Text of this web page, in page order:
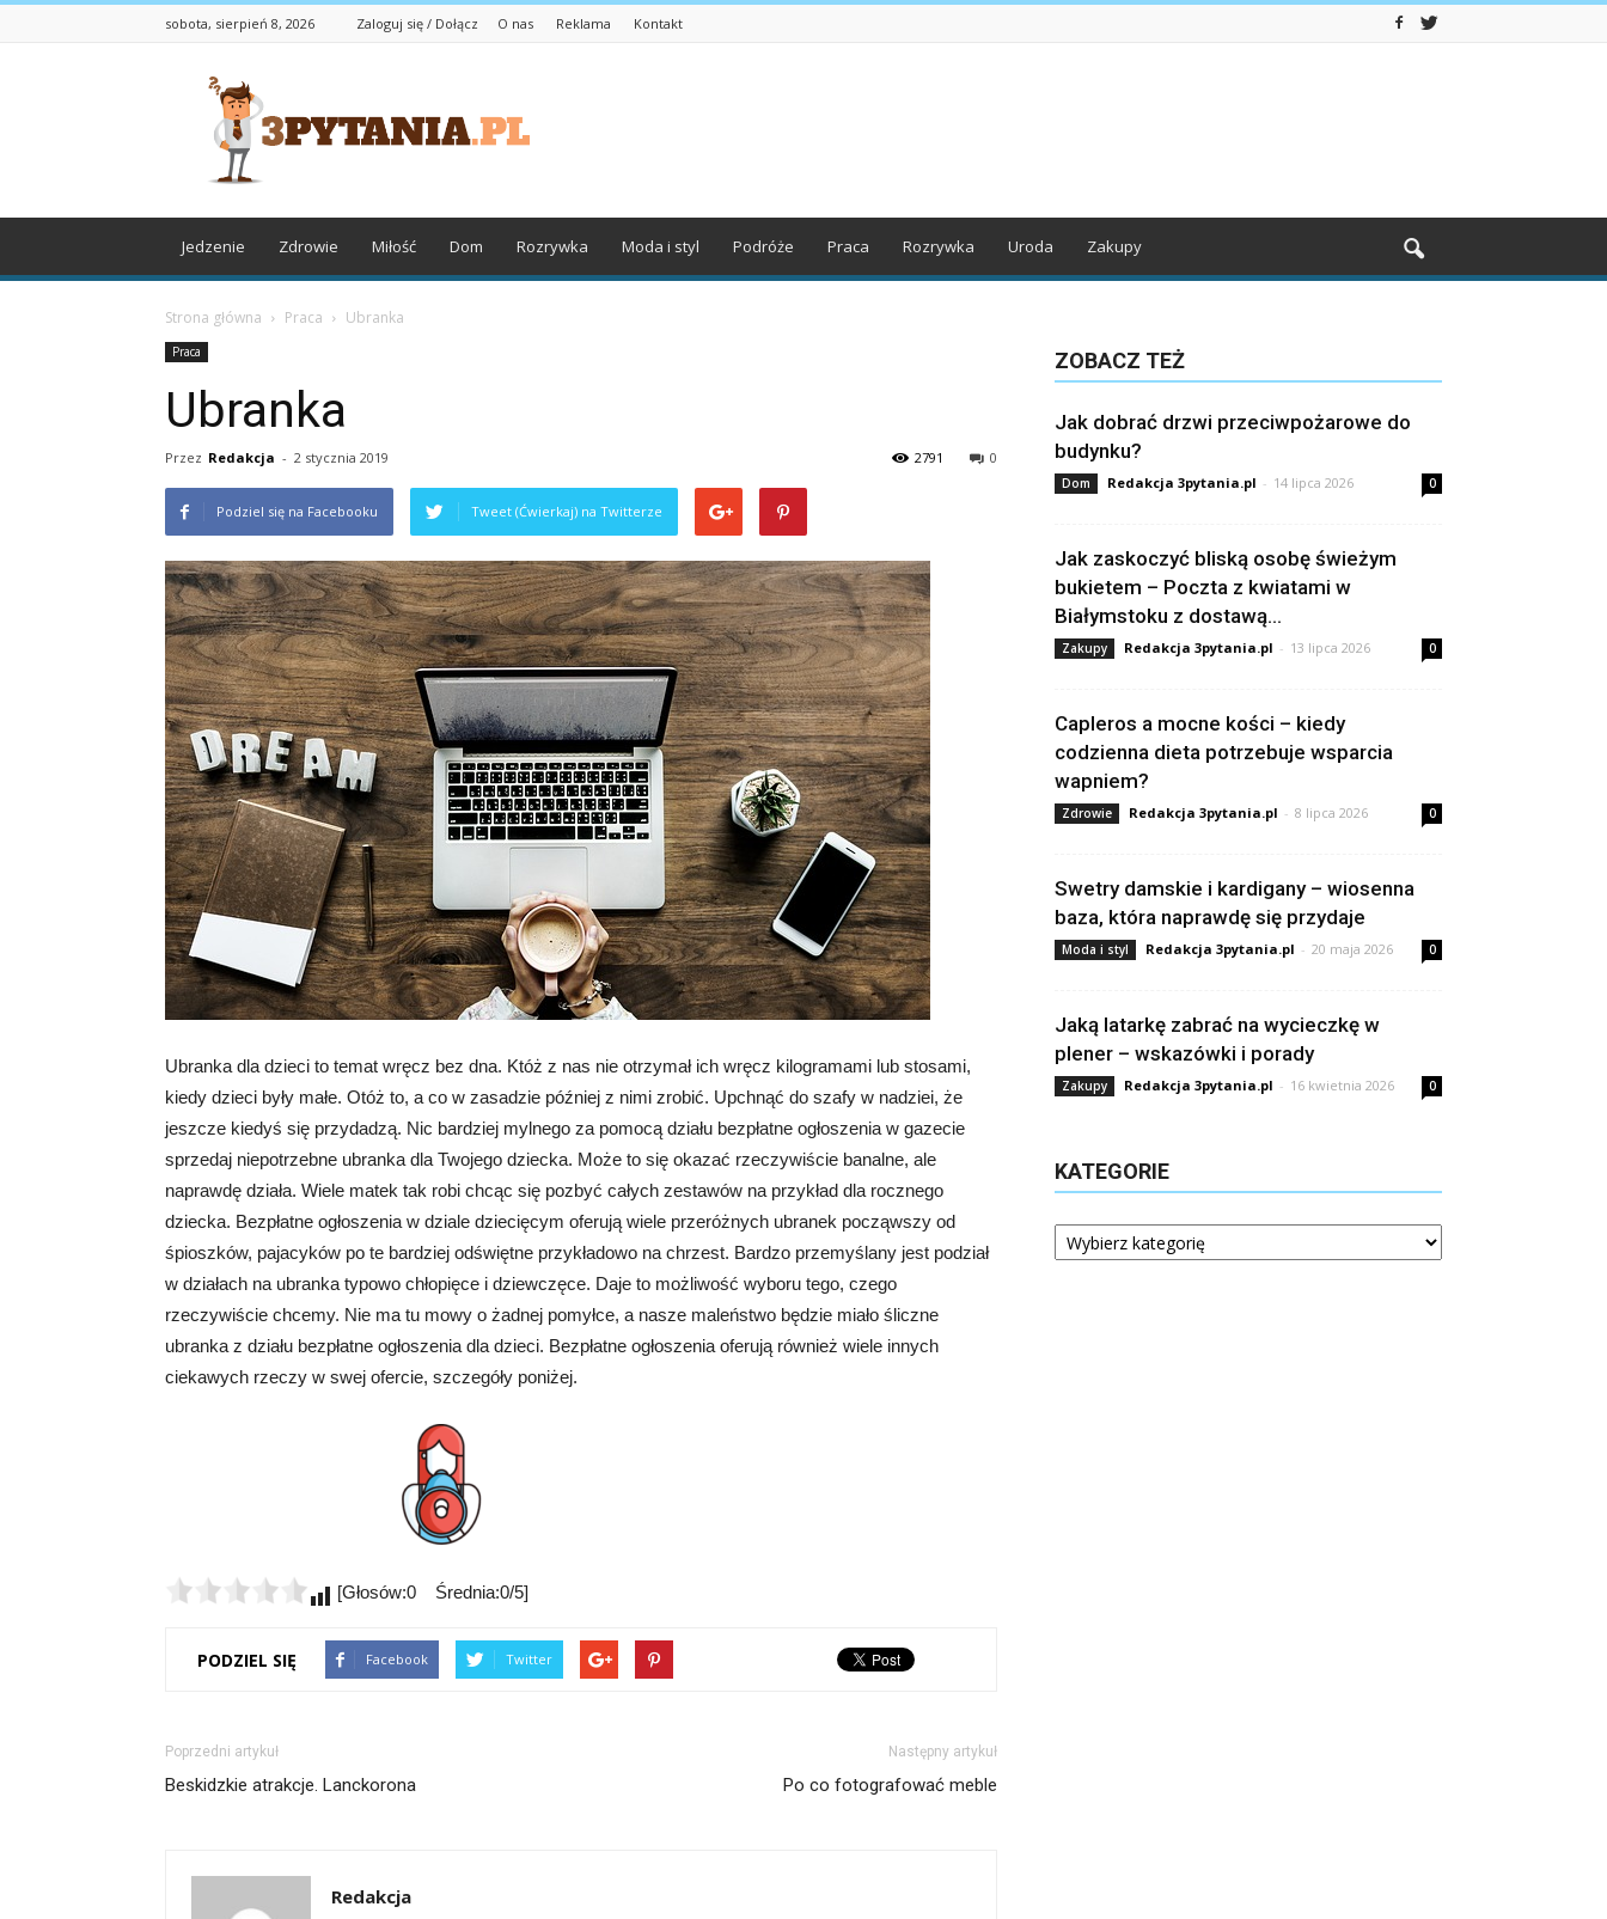
sobota, sierpień 8, 2026 Zaloguj się / Dołącz O nas Reklama Kontakt
3pytania.pl
Jedzenie Zdrowie Miłość Dom Rozrywka Moda i styl Podróże Praca Rozrywka Uroda Zakupy
Strona główna Praca Ubranka
Praca
Ubranka
Przez Redakcja - 2 stycznia 2019 0
2791
Podziel się na Facebooku Tweet (Ćwierkaj) na Twitterze
Ubranka dla dzieci to temat wręcz bez dna. Któż z nas nie otrzymał ich wręcz kilogramami lub stosami,
kiedy dzieci były małe. Otóż to, a co w zasadzie później z nimi zrobić. Upchnąć do szafy w nadziei, że
jeszcze kiedyś się przydadzą. Nic bardziej mylnego za pomocą działu bezpłatne ogłoszenia w gazecie
sprzedaj niepotrzebne ubranka dla Twojego dziecka. Może to się okazać rzeczywiście banalne, ale
naprawdę działa. Wiele matek tak robi chcąc się pozbyć całych zestawów na przykład dla rocznego
dziecka. Bezpłatne ogłoszenia w dziale dziecięcym oferują wiele przeróżnych ubranek począwszy od
śpioszków, pajacyków po te bardziej odświętne przykładowo na chrzest. Bardzo przemyślany jest podział
w działach na ubranka typowo chłopięce i dziewczęce. Daje to możliwość wyboru tego, czego
rzeczywiście chcemy. Nie ma tu mowy o żadnej pomyłce, a nasze maleństwo będzie miało śliczne
ubranka z działu bezpłatne ogłoszenia dla dzieci. Bezpłatne ogłoszenia oferują również wiele innych
ciekawych rzeczy w swej ofercie, szczegóły poniżej.
[Głosów:0 Średnia:0/5]
PODZIEL SIĘ Facebook Twitter
Poprzedni artykuł
Beskidzkie atrakcje. Lanckorona
Następny artykuł
Po co fotografować meble
Redakcja
ZOBACZ TEŻ
Jak dobrać drzwi przeciwpożarowe do
budynku?
Dom Redakcja 3pytania.pl - 14 lipca 2026 0
Jak zaskoczyć bliską osobę świeżym
bukietem – Poczta z kwiatami w
Białymstoku z dostawą...
Zakupy Redakcja 3pytania.pl - 13 lipca 2026 0
Capleros a mocne kości – kiedy
codzienna dieta potrzebuje wsparcia
wapniem?
Zdrowie Redakcja 3pytania.pl - 8 lipca 2026 0
Swetry damskie i kardigany – wiosenna
baza, która naprawdę się przydaje
Moda i styl Redakcja 3pytania.pl - 20 maja 2026 0
Jaką latarkę zabrać na wycieczkę w
plener – wskazówki i porady
Zakupy Redakcja 3pytania.pl - 16 kwietnia 2026 0
KATEGORIE
Kategorie